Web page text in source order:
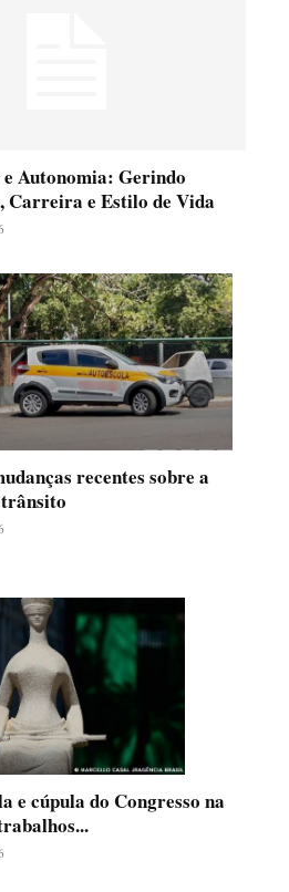
Autonomia: Gerindo
Carreira e Estilo de Vida
recentes sobre a
e cúpula do Congresso na